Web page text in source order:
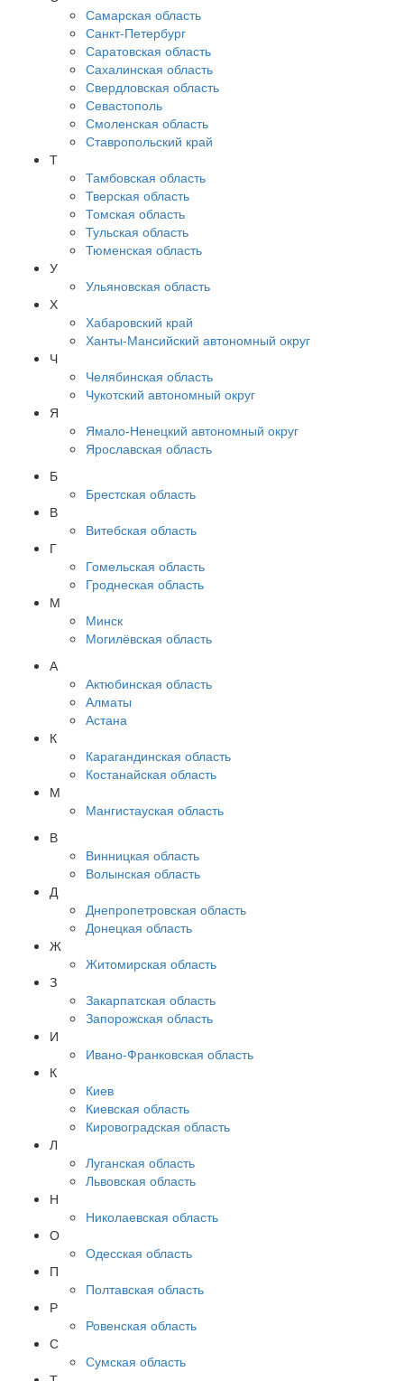
Самарская область
Санкт-Петербург
Саратовская область
Сахалинская область
Свердловская область
Севастополь
Смоленская область
Ставропольский край
Т
Тамбовская область
Тверская область
Томская область
Тульская область
Тюменская область
У
Ульяновская область
Х
Хабаровский край
Ханты-Мансийский автономный округ
Ч
Челябинская область
Чукотский автономный округ
Я
Ямало-Ненецкий автономный округ
Ярославская область
Б
Брестская область
В
Витебская область
Г
Гомельская область
Гроднеская область
М
Минск
Могилёвская область
А
Актюбинская область
Алматы
Астана
К
Карагандинская область
Костанайская область
М
Мангистауская область
В
Винницкая область
Волынская область
Д
Днепропетровская область
Донецкая область
Ж
Житомирская область
З
Закарпатская область
Запорожская область
И
Ивано-Франковская область
К
Киев
Киевская область
Кировоградская область
Л
Луганская область
Львовская область
Н
Николаевская область
О
Одесская область
П
Полтавская область
Р
Ровенская область
С
Сумская область